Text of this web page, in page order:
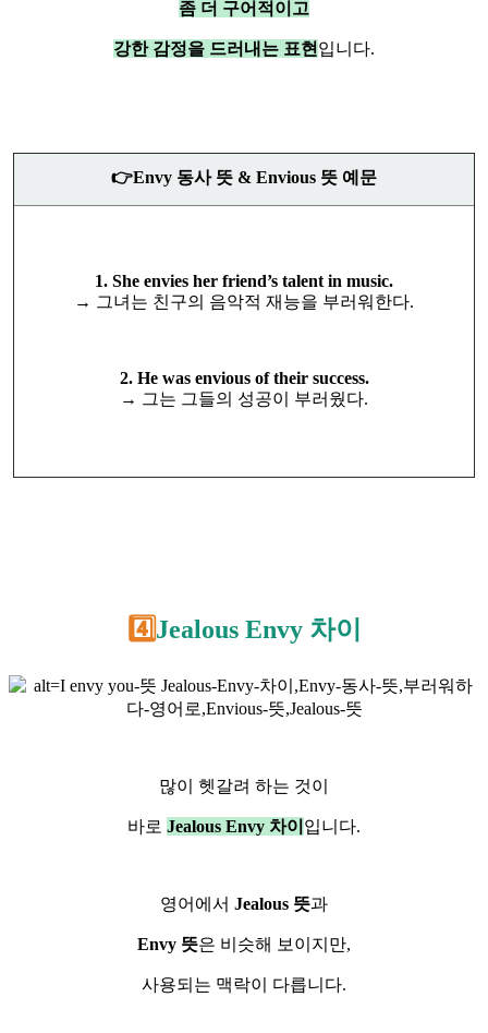
좀 더 구어적이고
강한 감정을 드러내는 표현 입니다.
👉Envy 동사 뜻 & Envious 뜻 예문
1. She envies her friend’s talent in music.
→ 그녀는 친구의 음악적 재능을 부러워한다.
2. He was envious of their success.
→ 그는 그들의 성공이 부러웠다.
4️⃣Jealous Envy 차이
많이 헷갈려 하는 것이
바로 Jealous Envy 차이 입니다.
영어에서 Jealous 뜻과
Envy 뜻은 비슷해 보이지만,
사용되는 맥락이 다릅니다.